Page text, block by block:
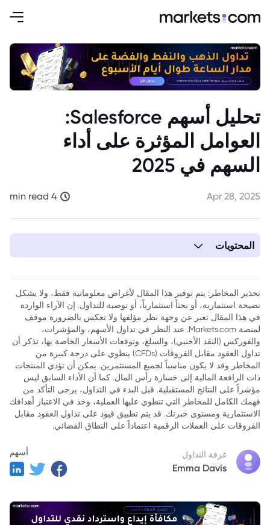
تحليل أسهم Salesforce:
العوامل المؤثرة على أداء
السهم في 2025
Apr 28, 2025
4 min read
المحتويات
تحذير المخاطر: يتم توفير هذا المقال لأغراض معلوماتية فقط، ولا يشكل
نصيحة استثمارية، أو بحثاً استثمارياً، أو توصية للتداول. إن الآراء الواردة
في هذا المقال تعبر عن وجهة نظر مؤلفها ولا تعكس بالضرورة موقف
لمنصة Markets.com. عند النظر في تداول الأسهم، والمؤشرات،
والفوركس (النقد الأجنبي)، والسلع، وتوقعات الأسعار الخاصة بها، تذكر أن
تداول العقود مقابل الفروقات (CFDs) ينطوي على درجة كبيرة من
المخاطر وقد لا يكون مناسباً لجميع المستثمرين. يمكن أن تؤدي المنتجات
ذات الرافعة المالية إلى خسارة رأس المال. كما أن الأداء السابق ليس
مؤشراً على النتائج المستقبلية. قبل البدء في التداول، يرجى التأكد من
فهمك الكامل للمخاطر التي تنطوي عليها العملية، وخذ في الاعتبار أهدافك
الاستثمارية ومستوى خبرتك. قد يتم تطبيق قيود على تداول العقود مقابل
الفروقات على العملات الرقمية اعتماداً على النطاق القضائي.
غرفة التداول
Emma Davis
أسهم